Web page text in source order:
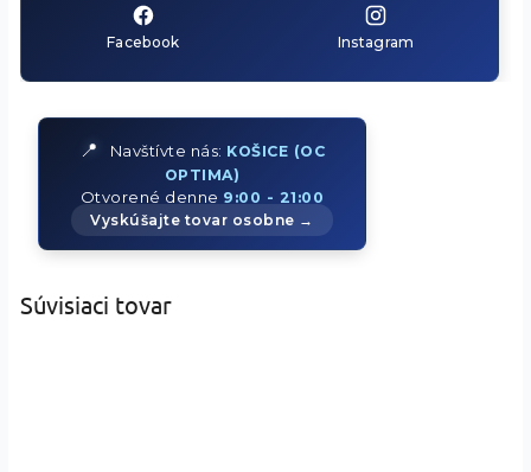
Facebook Instagram
📍 Navštívte nás: KOŠICE (OC
OPTIMA)
Otvorené denne 9:00 - 21:00
Vyskúšajte tovar osobne →
Súvisiaci tovar